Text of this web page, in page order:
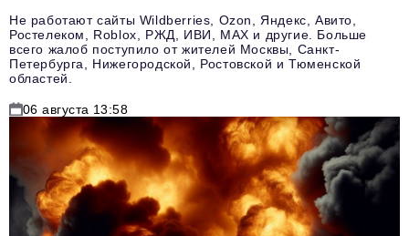
Не работают сайты Wildberries, Ozon, Яндекс, Авито,
Ростелеком, Roblox, РЖД, ИВИ, MAX и другие. Больше
всего жалоб поступило от жителей Москвы, Санкт-
Петербурга, Нижегородской, Ростовской и Тюменской
областей.
06 августа 13:58